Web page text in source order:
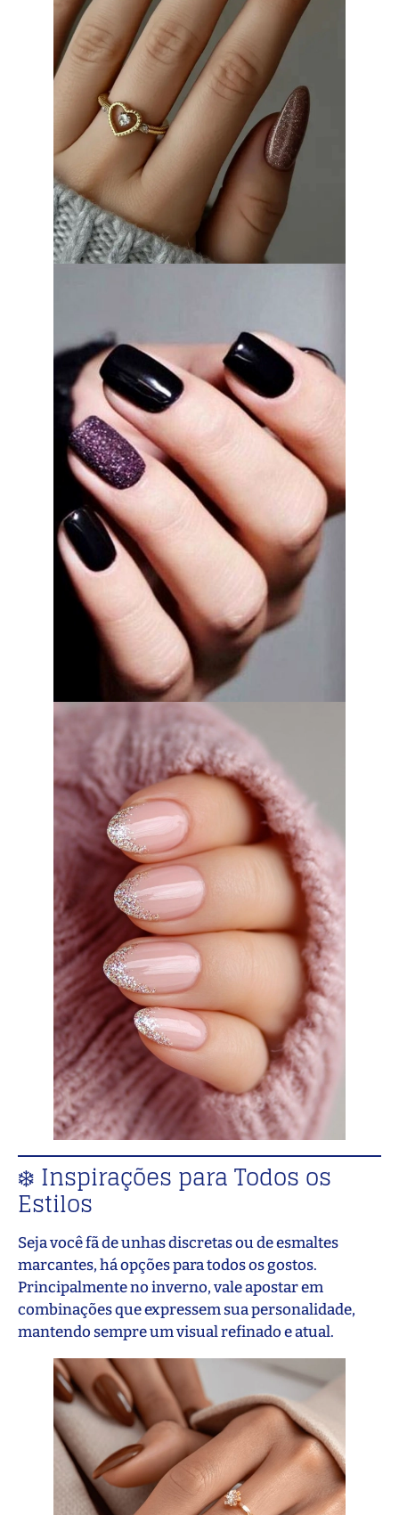
❄️ Inspirações para Todos os
Estilos
Seja você fã de unhas discretas ou de esmaltes
marcantes, há opções para todos os gostos.
Principalmente no inverno, vale apostar em
combinações que expressem sua personalidade,
mantendo sempre um visual refinado e atual.